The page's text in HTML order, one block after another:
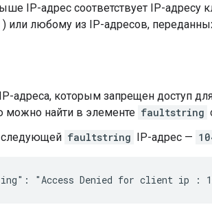
IP-адрес соответствует IP-адресу
) или любому из IP-адресов,
адреса, которым запрещен доступ
найти в элементе faultstring
faultstring IP-адрес —